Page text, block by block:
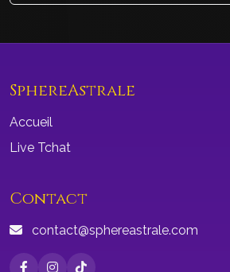
SphereAstrale
Accueil
Live Tchat
Contact
contact@sphereastrale.com